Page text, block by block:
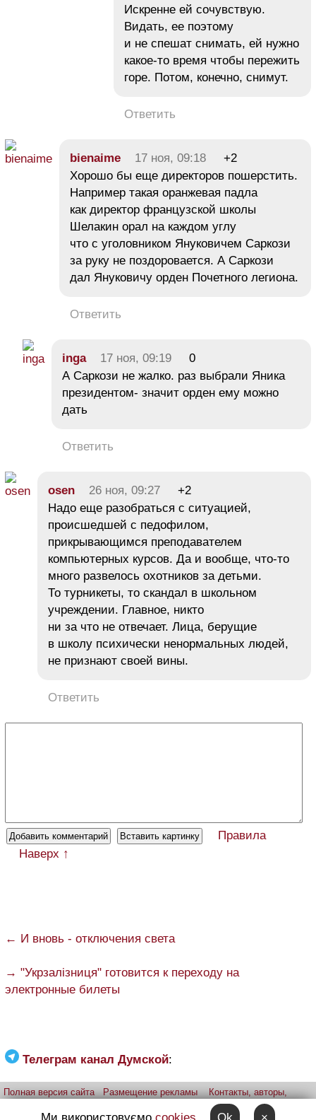
Искренне ей сочувствую.
Видать, ее поэтому
и не спешат снимать, ей нужно
какое-то время чтобы пережить
горе. Потом, конечно, снимут.
Ответить
bienaime 17 ноя, 09:18
+2
Хорошо бы еще директоров пошерстить.
Например такая оранжевая падла
как директор французской школы
Шелакин орал на каждом углу
что с уголовником Януковичем Саркози
за руку не поздоровается. А Саркози
дал Януковичу орден Почетного легиона.
Ответить
inga 17 ноя, 09:19
0
А Саркози не жалко. раз выбрали Яника
президентом- значит орден ему можно
дать
Ответить
osen 26 ноя, 09:27
+2
Надо еще разобраться с ситуацией,
происшедшей с педофилом,
прикрывающимся преподавателем
компьютерных курсов. Да и вообще, что-то
много развелось охотников за детьми.
То турникеты, то скандал в школьном
учреждении. Главное, никто
ни за что не отвечает. Лица, берущие
в школу психически ненормальных людей,
не признают своей вины.
Ответить
Правила
Наверх ↑
← И вновь - отключения света
→ "Укрзалізниця" готовится к переходу на
электронные билеты
Телеграм канал Думской:
Полная версия сайта Размещение рекламы
Контакты, авторы,
iPhone